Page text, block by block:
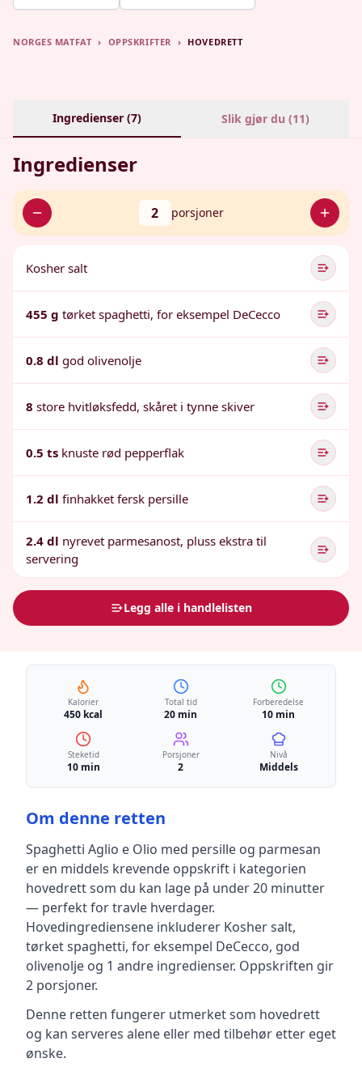
NORGES MATFAT › OPPSKRIFTER › HOVEDRETT
Ingredienser (7) Slik gjør du (11)
Ingredienser
2 porsjoner
Kosher salt
455 g tørket spaghetti, for eksempel DeCecco
0.8 dl god olivenolje
8 store hvitløksfedd, skåret i tynne skiver
0.5 ts knuste rød pepperflak
1.2 dl finhakket fersk persille
2.4 dl nyrevet parmesanost, pluss ekstra til
servering
Legg alle i handlelisten
Kalorier
450 kcal
Total tid
20 min
Forberedelse
10 min
Steketid
10 min
Porsjoner
2
Nivå
Middels
Om denne retten
Spaghetti Aglio e Olio med persille og parmesan
er en middels krevende oppskrift i kategorien
hovedrettsom du kan lage på under 20 minutter
— perfekt for travle hverdager.
Hovedingrediensene inkluderer Kosher salt,
tørket spaghetti, for eksempel DeCecco, god
olivenolje og 1 andre ingredienser. Oppskriften gir
2 porsjoner.
Denne retten fungerer utmerket som hovedrett
og kan serveres alene eller med tilbehør etter eget
ønske.